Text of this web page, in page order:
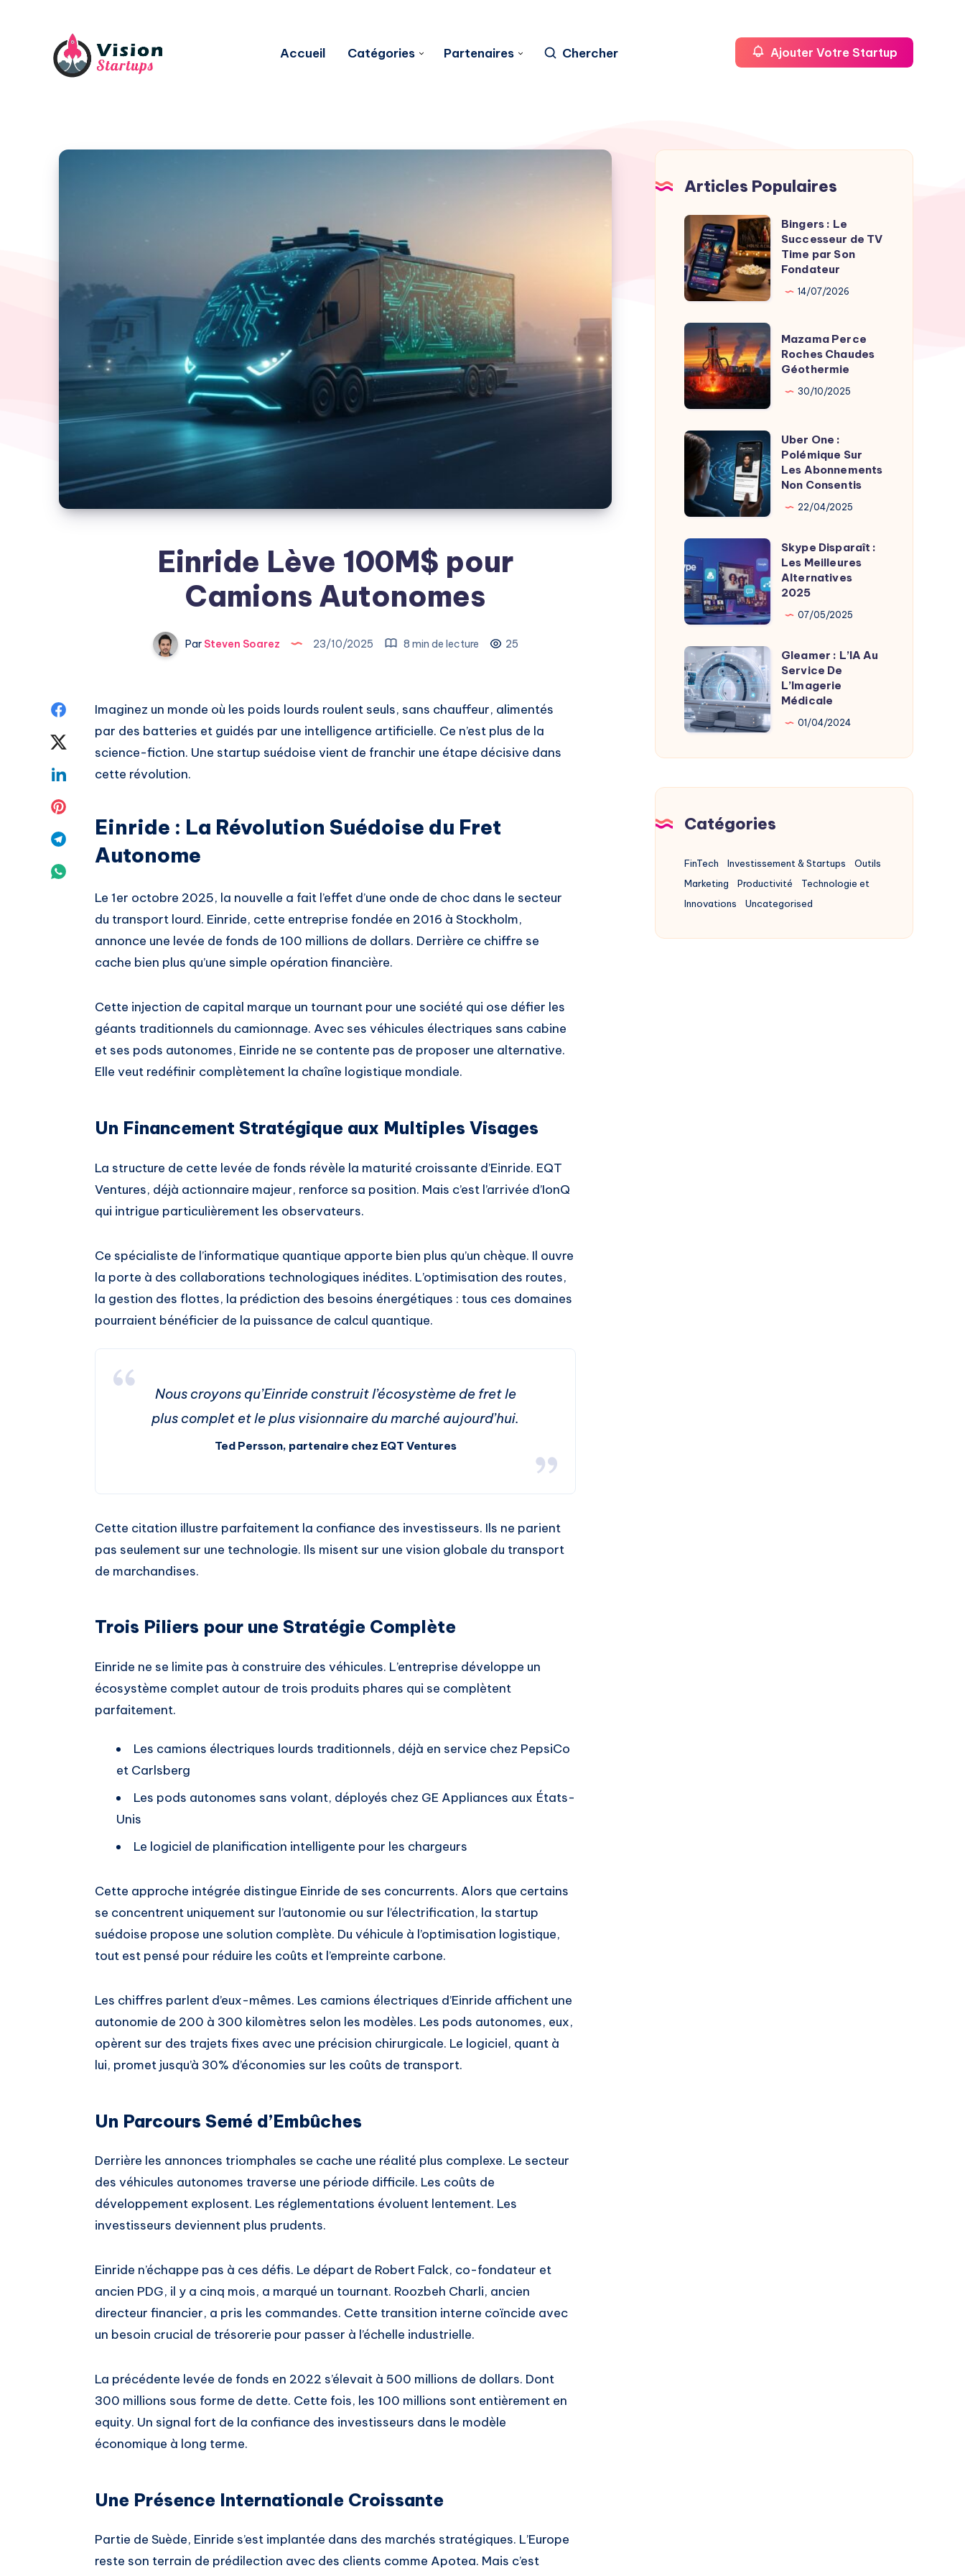
Accueil Catégories Partenaires Chercher Ajouter Votre Startup
Einride Lève 100M$ pour
Camions Autonomes
ParSteven Soarez 23/10/2025 8 min de lecture 25
Share
Share
Share
Linkedin
Pinterest
Share
Telegram
Whatsapp
Imaginez un monde où les poids lourds roulent seuls, sans chauffeur, alimentés
par des batteries et guidés par une intelligence artificielle. Ce n’est plus de la
science-fiction. Une startup suédoise vient de franchir une étape décisive dans
cette révolution.
Einride : La Révolution Suédoise du Fret
Autonome
Le 1er octobre 2025, la nouvelle a fait l’effet d’une onde de choc dans le secteur
du transport lourd. Einride, cette entreprise fondée en 2016 à Stockholm,
annonce une levée de fonds de 100 millions de dollars. Derrière ce chiffre se
cache bien plus qu’une simple opération financière.
Cette injection de capital marque un tournant pour une société qui ose défier les
géants traditionnels du camionnage. Avec ses véhicules électriques sans cabine
et ses pods autonomes, Einride ne se contente pas de proposer une alternative.
Elle veut redéfinir complètement la chaîne logistique mondiale.
Un Financement Stratégique aux Multiples Visages
La structure de cette levée de fonds révèle la maturité croissante d’Einride. EQT
Ventures, déjà actionnaire majeur, renforce sa position. Mais c’est l’arrivée d’IonQ
qui intrigue particulièrement les observateurs.
Ce spécialiste de l’informatique quantique apporte bien plus qu’un chèque. Il ouvre
la porte à des collaborations technologiques inédites. L’optimisation des routes,
la gestion des flottes, la prédiction des besoins énergétiques : tous ces domaines
pourraient bénéficier de la puissance de calcul quantique.
Nous croyons qu’Einride construit l’écosystème de fret le
plus complet et le plus visionnaire du marché aujourd’hui.
Ted Persson, partenaire chez EQT Ventures
Cette citation illustre parfaitement la confiance des investisseurs. Ils ne parient
pas seulement sur une technologie. Ils misent sur une vision globale du transport
de marchandises.
Trois Piliers pour une Stratégie Complète
Einride ne se limite pas à construire des véhicules. L’entreprise développe un
écosystème complet autour de trois produits phares qui se complètent
parfaitement.
Les camions électriques lourds traditionnels, déjà en service chez PepsiCo
et Carlsberg
Les pods autonomes sans volant, déployés chez GE Appliances aux États-
Unis
Le logiciel de planification intelligente pour les chargeurs
Cette approche intégrée distingue Einride de ses concurrents. Alors que certains
se concentrent uniquement sur l’autonomie ou sur l’électrification, la startup
suédoise propose une solution complète. Du véhicule à l’optimisation logistique,
tout est pensé pour réduire les coûts et l’empreinte carbone.
Les chiffres parlent d’eux-mêmes. Les camions électriques d’Einride affichent une
autonomie de 200 à 300 kilomètres selon les modèles. Les pods autonomes, eux,
opèrent sur des trajets fixes avec une précision chirurgicale. Le logiciel, quant à
lui, promet jusqu’à 30% d’économies sur les coûts de transport.
Un Parcours Semé d’Embûches
Derrière les annonces triomphales se cache une réalité plus complexe. Le secteur
des véhicules autonomes traverse une période difficile. Les coûts de
développement explosent. Les réglementations évoluent lentement. Les
investisseurs deviennent plus prudents.
Einride n’échappe pas à ces défis. Le départ de Robert Falck, co-fondateur et
ancien PDG, il y a cinq mois, a marqué un tournant. Roozbeh Charli, ancien
directeur financier, a pris les commandes. Cette transition interne coïncide avec
un besoin crucial de trésorerie pour passer à l’échelle industrielle.
La précédente levée de fonds en 2022 s’élevait à 500 millions de dollars. Dont
300 millions sous forme de dette. Cette fois, les 100 millions sont entièrement en
equity. Un signal fort de la confiance des investisseurs dans le modèle
économique à long terme.
Une Présence Internationale Croissante
Partie de Suède, Einride s’est implantée dans des marchés stratégiques. L’Europe
reste son terrain de prédilection avec des clients comme Apotea. Mais c’est
Articles Populaires
Bingers
Le
Successeur
de
TV
Time
par
Son
Fondateur
Bingers : Le
Successeur de TV
Time par Son
Fondateur
14/07/2026
Mazama
Perce
Roches
Chaudes
Géothermie
Mazama Perce
Roches Chaudes
Géothermie
30/10/2025
Uber
One
Polémique
Sur
Les
Abonnements
Non
Consentis
Uber One :
Polémique Sur
Les Abonnements
Non Consentis
22/04/2025
Skype
Disparaît
:
Les
Meilleures
Alternatives
2025
Skype Disparaît :
Les Meilleures
Alternatives
2025
07/05/2025
Gleamer
:
L’IA
Au
Service
De
Gleamer : L’IA Au
Service De
L’Imagerie
Médicale
01/04/2024
Catégories
FinTech Investissement & Startups
Outils
Marketing
Productivité
Technologie et
Innovations
Uncategorised